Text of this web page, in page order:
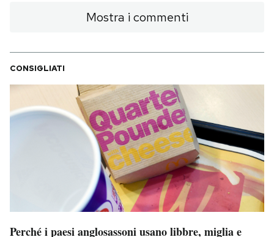
CALENDARIO
AREA PERSONALE
Area Personale
Newsletter
Mostra i commenti
CONSIGLIATI
Perché i paesi anglosassoni usano libbre, miglia e